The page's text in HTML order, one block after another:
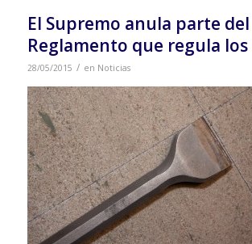
El Supremo anula parte del
Reglamento que regula los
28/05/2015 / en Noticias